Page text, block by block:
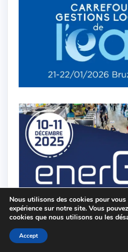
Nous utilisons des cookies pour
expérience sur notre site. Vous
cookies que nous utilisons ou les
Accept